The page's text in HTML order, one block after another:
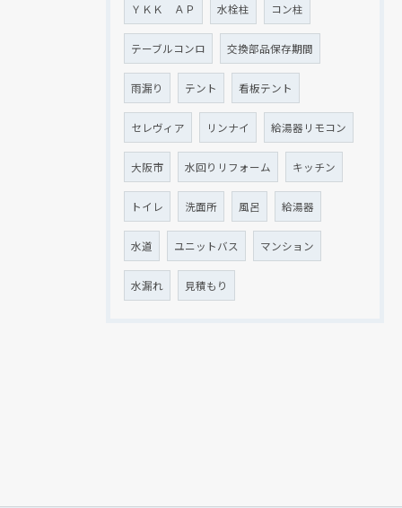
ＹＫＫ ＡＰ 水栓柱 コン柱
テーブルコンロ 交換部品保存期間
雨漏り テント 看板テント
セレヴィア リンナイ 給湯器リモコン
大阪市 水回りリフォーム キッチン
トイレ 洗面所 風呂 給湯器
水道 ユニットバス マンション
水漏れ 見積もり